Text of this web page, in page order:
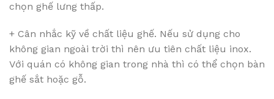
chọn ghế lưng thấp.
+ Cân nhắc kỹ về chất liệu ghế. Nếu sử dụng cho
không gian ngoài trời thì nên ưu tiên chất liệu inox.
Với quán có không gian trong nhà thì có thể chọn bàn
ghế sắt hoặc gỗ.